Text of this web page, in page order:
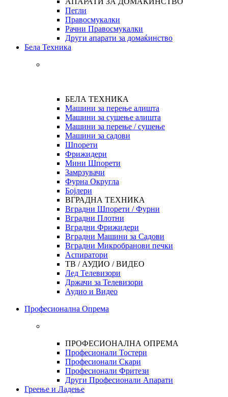
Пегли
Правосмукалки
Рачни Правосмукалки
Други апарати за домаќинство
Бела Техника
БЕЛА ТЕХНИКА
Машини за перење алишта
Машини за сушење алишта
Машини за перење / сушење
Машини за садови
Шпорети
Фрижидери
Мини Шпорети
Замрзувачи
Фурна Округла
Бојлери
ВГРАДНА ТЕХНИКА
Вградни Шпорети / Фурни
Вградни Плотни
Вградни Фрижидери
Вградни Машини за Садови
Вградни Микробранови печки
Аспиратори
ТВ / АУДИО / ВИДЕО
Лед Телевизори
Држачи за Телевизори
Аудио и Видео
Професионална Опрема
ПРОФЕСИОНАЛНА ОПРЕМА
Професионали Тостери
Професионали Скари
Професионали Фритези
Други Професионали Апарати
Греење и Ладење